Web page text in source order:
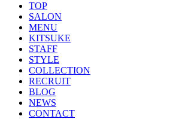
TOP
SALON
MENU
KITSUKE
STAFF
STYLE
COLLECTION
RECRUIT
BLOG
NEWS
CONTACT